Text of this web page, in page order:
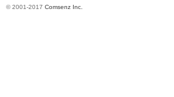
© 2001-2017 Comsenz Inc.